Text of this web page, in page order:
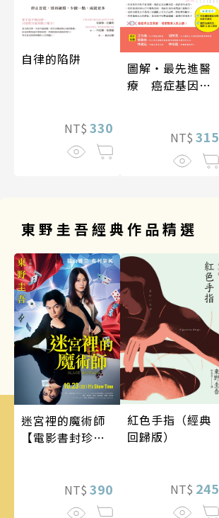
自律的陷阱
NT$ 330
圖解‧最先進醫
療 癌症基因療
NT$ 315
東野圭吾經典作品精選
迷宮裡的魔術師
【電影書封珍藏
NT$ 390
紅色手指（經典
回歸版）
NT$ 245